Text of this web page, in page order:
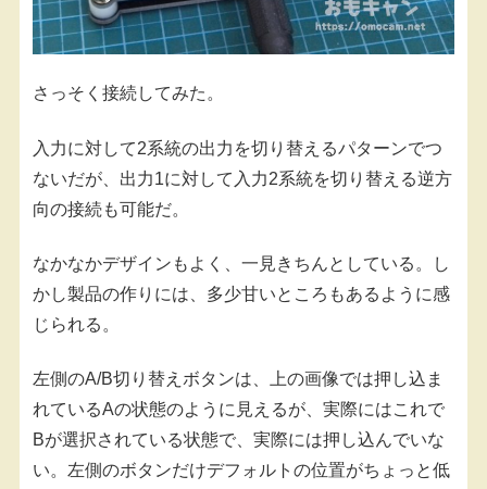
さっそく接続してみた。
入力に対して2系統の出力を切り替えるパターンでつ
ないだが、出力1に対して入力2系統を切り替える逆方
向の接続も可能だ。
なかなかデザインもよく、一見きちんとしている。し
かし製品の作りには、多少甘いところもあるように感
じられる。
左側のA/B切り替えボタンは、上の画像では押し込ま
れているAの状態のように見えるが、実際にはこれで
Bが選択されている状態で、実際には押し込んでいな
い。左側のボタンだけデフォルトの位置がちょっと低